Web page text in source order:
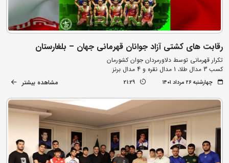
رقابت های کشتی آزاد جوانان قهرمانی جهان – بلغارستان
تکرار قهرمانی توسط دلاورمردان جوان کشورمان
کسب 3 مدال طلا، 1 مدال نقره و 4 مدال برنز
چهارشنبه ۲۶ مرداد ۱۴۰۱ 21:29 مشاهده بیشتر